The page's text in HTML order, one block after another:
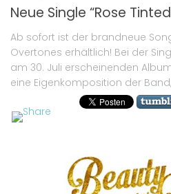
Neue Single “Rose
Ab sofort ist der brandneue
Overtones erhältlich! Bei der
am 30. Juli erscheinenden
eine Eigenkomposition der